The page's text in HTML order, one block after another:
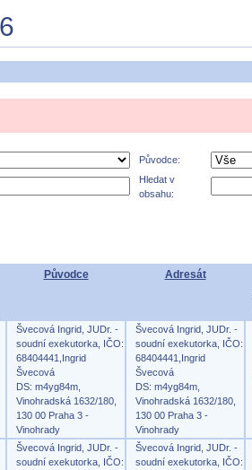
Původce:
Hledat v
obsahu:
Původce Adresát
Švecová Ingrid, JUDr. -
soudní exekutorka, IČO:
68404441,Ingrid
Švecová
DS: m4yg84m,
Vinohradská 1632/180,
130 00 Praha 3 -
Vinohrady
Švecová Ingrid, JUDr. -
soudní exekutorka, IČO:
68404441,Ingrid
Švecová
DS: m4yg84m,
Vinohradská 1632/180,
130 00 Praha 3 -
Vinohrady
Švecová Ingrid, JUDr. -
soudní exekutorka, IČO:
Švecová Ingrid, JUDr. -
soudní exekutorka, IČO: